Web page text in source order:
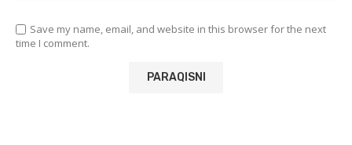
Save my name, email, and website in this browser for the next
time I comment.